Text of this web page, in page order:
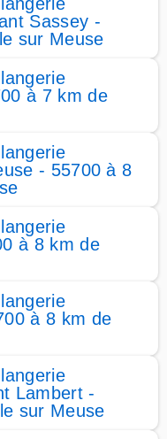
Sassey -
sur Meuse
à 7 km de
- 55700 à 8
à 8 km de
à 8 km de
Lambert -
sur Meuse